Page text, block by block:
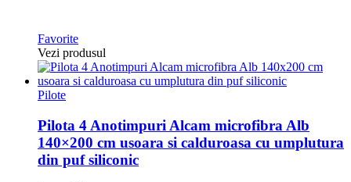
Favorite
Vezi produsul
Pilote
Pilota 4 Anotimpuri Alcam microfibra Alb
140×200 cm usoara si calduroasa cu umplutura
din puf siliconic